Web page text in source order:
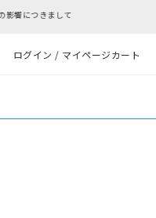
ログイン / マイページカート